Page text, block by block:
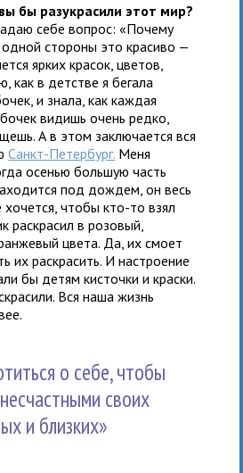
бы разукрасили этот мир?
себе вопрос: «Почему
одной стороны это красиво —
ярких красок, цветов,
как в детстве я бегала
и знала, как каждая
видишь очень редко,
А в этом заключается вся
Санкт-Петербург. Меня
осенью большую часть
под дождем, он весь
чтобы кто-то взял
раскрасил в розовый,
цвета. Да, их смоет
их раскрасить. И настроение
бы детям кисточки и краски.
Вся наша жизнь
о себе, чтобы
своих
и близких»